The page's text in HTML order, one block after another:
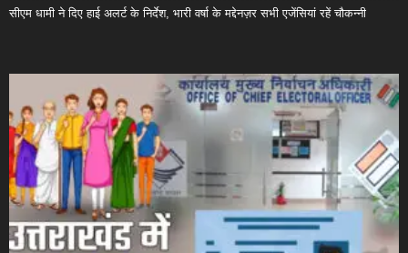
सीएम धामी ने दिए हाई अलर्ट के निर्देश, भारी वर्षा के मद्देनज़र सभी एजेंसियां रहें चौकन्नी